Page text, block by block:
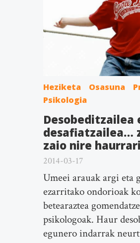
Heziketa Osasuna
Psikologia
Desobeditzailea
desafiatzailea…
zaio nire
2014-03-17
Umeei arauak argi eta
ezarritako ondorioak
betearaztea
psikologoak. Haur
egunero indarrak